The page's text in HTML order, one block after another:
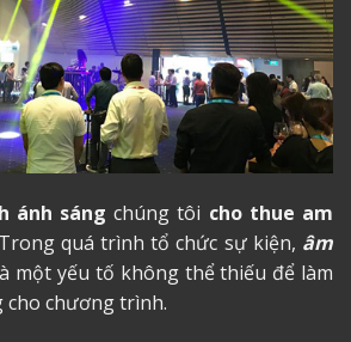
ánh sángchúng tôi cho thue am
Trong quá trình tổ chức sự kiện, âm
một yếu tố không thể thiếu để làm
cho chương trình.